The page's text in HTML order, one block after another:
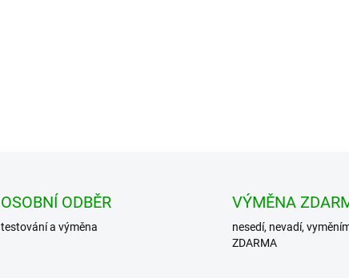
OSOBNÍ ODBĚR
testování a výměna
VÝMĚNA
nesedí, nevadí,
ZDARMA